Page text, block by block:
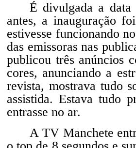
É divulgada a data
antes, a inauguração
estivesse funcionando
das emissoras nas
publicou três anúncios
cores, anunciando a
revista, mostrava tudo
assistida. Estava tudo
entrasse no ar.
A TV Manchete